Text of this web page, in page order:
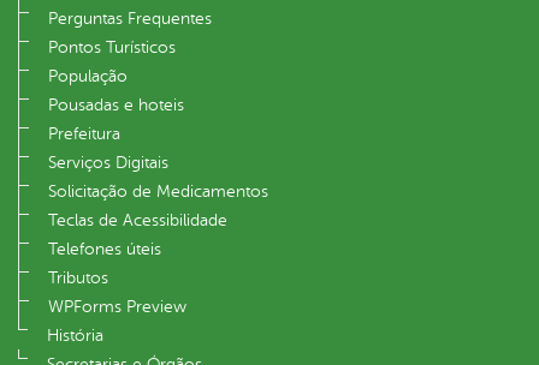
Perguntas Frequentes
Pontos Turísticos
População
Pousadas e hoteis
Prefeitura
Serviços Digitais
Solicitação de Medicamentos
Teclas de Acessibilidade
Telefones úteis
Tributos
WPForms Preview
História